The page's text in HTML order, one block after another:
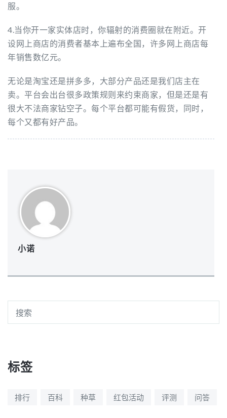
服。
4.当你开一家实体店时，你辐射的消费圈就在附近。开
设网上商店的消费者基本上遍布全国，许多网上商店每
年销售数亿元。
无论是淘宝还是拼多多，大部分产品还是我们店主在
卖。平台会出台很多政策规则来约束商家，但是还是有
很大不法商家钻空子。每个平台都可能有假货，同时，
每个又都有好产品。
小诺
标签
排行 百科 种草 红包活动 评测 问答